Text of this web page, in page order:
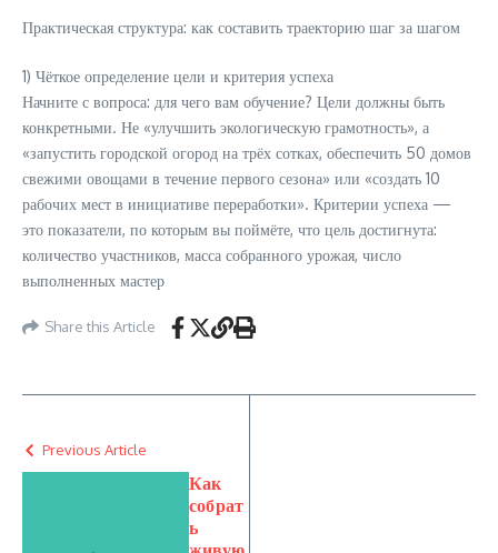
Практическая структура: как составить траекторию шаг за шагом
1) Чёткое определение цели и критерия успеха
Начните с вопроса: для чего вам обучение? Цели должны быть
конкретными. Не «улучшить экологическую грамотность», а
«запустить городской огород на трёх сотках, обеспечить 50 домов
свежими овощами в течение первого сезона» или «создать 10
рабочих мест в инициативе переработки». Критерии успеха —
это показатели, по которым вы поймёте, что цель достигнута:
количество участников, масса собранного урожая, число
выполненных мастер
Share this Article
Previous Article
Как
собрат
ь